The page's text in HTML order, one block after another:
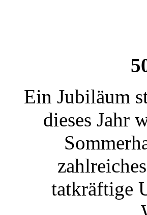
Ein Jubiläum
dieses Jahr
tatkräftige